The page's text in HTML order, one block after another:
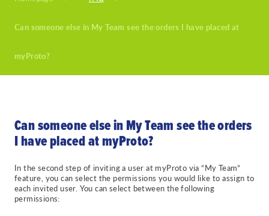
Can someone else in My Team see the orders I have placed at
myProto?
Can someone else in My Team see the orders
I have placed at myProto?
In the second step of inviting a user at myProto via “My Team”
feature, you can select the permissions you would like to assign to
each invited user. You can select between the following
permissions: